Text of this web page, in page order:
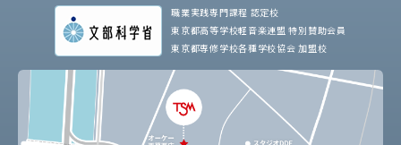
職業実践専門課程 認定校
東京都高等学校軽音楽連盟 特別賛助会員
東京都専修学校各種学校協会 加盟校